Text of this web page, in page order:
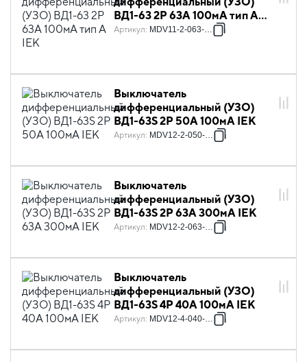
ВД1-63 2Р 63А 100мА тип А
IEK
Артикул: MDV11-2-063-100
Выключатель
дифференциальный (УЗО)
ВД1-63S 2Р 50А 100мА IEK
Артикул: MDV12-2-050-100
Выключатель
дифференциальный (УЗО)
ВД1-63S 2Р 63А 300мА IEK
Артикул: MDV12-2-063-300
Выключатель
дифференциальный (УЗО)
ВД1-63S 4Р 40А 100мА IEK
Артикул: MDV12-4-040-100